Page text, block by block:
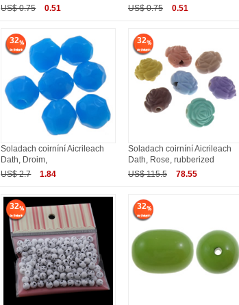
US$ 0.75
0.51
US$ 0.75
0.51
32
Soladach coirníní Aicrileach
Dath, Droim,
US$ 2.7
1.84
32
Soladach coirníní Aicrileach
Dath, Rose, rubberized
US$ 115.5
78.55
32 32